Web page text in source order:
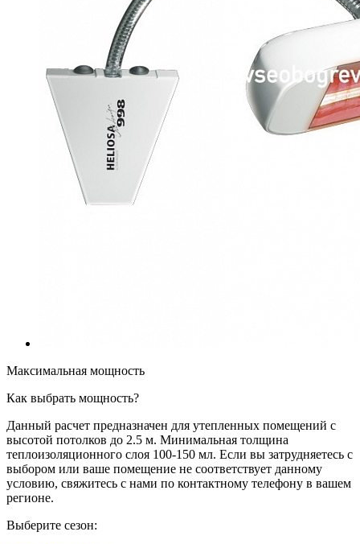
Максимальная мощность
Как выбрать мощность?
Данный расчет предназначен для утепленных помещений с
высотой потолков до 2.5 м. Минимальная толщина
теплоизоляционного слоя 100-150 мл. Если вы затрудняетесь с
выбором или ваше помещение не соответствует данному
условию, свяжитесь с нами по контактному телефону в вашем
регионе.
Выберите сезон: